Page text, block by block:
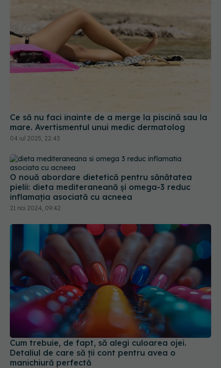
Ce să nu faci înainte de a merge la piscină sau la
mare. Avertismentul unui medic dermatolog
04 iul 2025, 22:43
O nouă abordare dietetică pentru sănătatea
pielii: dieta mediteraneană și omega-3 reduc
inflamația asociată cu acneea
21 noi 2024, 09:42
Cum trebuie, de fapt, să alegi culoarea ojei.
Detaliul de care să ții cont pentru avea o
manichiură perfectă